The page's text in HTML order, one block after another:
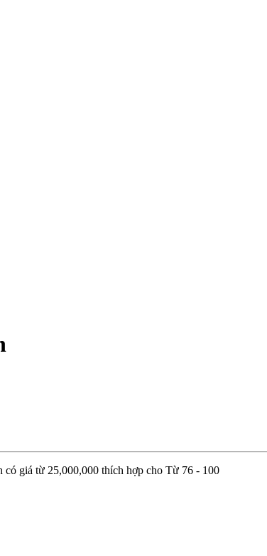
giá từ 25,000,000 thích hợp cho Từ 76 - 100